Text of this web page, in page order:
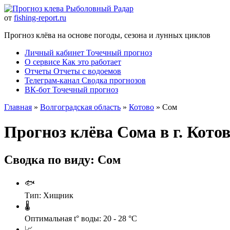
Рыболовный Радар
от fishing-report.ru
Прогноз клёва на основе погоды, сезона и лунных циклов
Личный кабинет Точечный прогноз
О сервисе Как это работает
Отчеты Отчеты с водоемов
Телеграм-канал Сводка прогнозов
ВК-бот Точечный прогноз
Главная » Волгоградская область » Котово » Сом
Прогноз клёва Сома в г.
Сводка по виду: Сом
🐟
Тип: Хищник
🌡️
Оптимальная t° воды: 20 - 28 °C